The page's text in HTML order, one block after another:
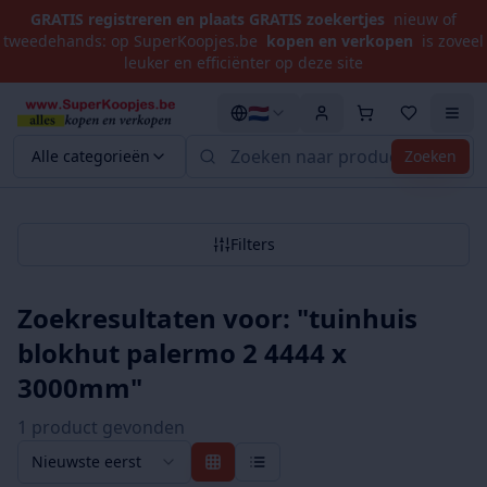
GRATIS registreren en plaats GRATIS zoekertjes nieuw of
tweedehands: op SuperKoopjes.be kopen en verkopen is zoveel
leuker en efficiënter op deze site
Alle categorieën Zoeken
🇳🇱
Filters
Zoekresultaten voor: "tuinhuis
blokhut palermo 2 4444 x
3000mm"
1 product gevonden
Nieuwste eerst